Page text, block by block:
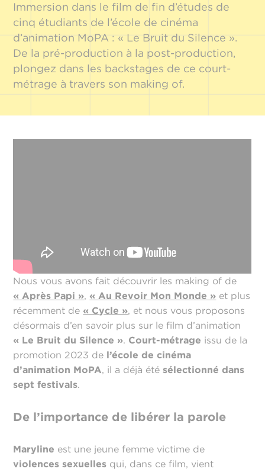
Immersion dans le film de fin d’études de
cinq étudiants de l’école de cinéma
d’animation MoPA : « Le Bruit du Silence ».
De la pré-production à la post-production,
plongez dans les backstages de ce court-
métrage à travers son making of.
Nous vous avons fait découvrir les making of de
« Après Papi », « Au Revoir Mon Monde » et plus
récemment de « Cycle », et nous vous proposons
désormais d’en savoir plus sur le film d’animation
« Le Bruit du Silence ». Court-métrage issu de la
promotion 2023 de l’école de cinéma
d’animation MoPA, il a déjà été sélectionné dans
sept festivals.
De l’importance de libérer la parole
Maryline est une jeune femme victime de
violences sexuelles qui, dans ce film, vient